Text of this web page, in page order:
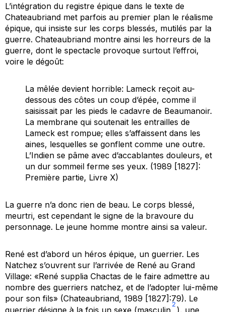
L’intégration du registre épique dans le texte de
Chateaubriand met parfois au premier plan le réalisme
épique, qui insiste sur les corps blessés, mutilés par la
guerre. Chateaubriand montre ainsi les horreurs de la
guerre, dont le spectacle provoque surtout l’effroi,
voire le dégoût:
La mêlée devient horrible: Lameck reçoit au-
dessous des côtes un coup d’épée, comme il
saisissait par les pieds le cadavre de Beaumanoir.
La membrane qui soutenait les entrailles de
Lameck est rompue; elles s’affaissent dans les
aines, lesquelles se gonflent comme une outre.
L’Indien se pâme avec d’accablantes douleurs, et
un dur sommeil ferme ses yeux. (1989 [1827]:
Première partie, Livre X)
La guerre n’a donc rien de beau. Le corps blessé,
meurtri, est cependant le signe de la bravoure du
personnage. Le jeune homme montre ainsi sa valeur.
René est d’abord un héros épique, un guerrier. Les
Natchez s’ouvrent sur l’arrivée de René au Grand
Village: «René supplia Chactas de le faire admettre au
nombre des guerriers natchez, et de l’adopter lui-même
pour son fils» (Chateaubriand, 1989 [1827]:79). Le
guerrier désigne à la fois un sexe (masculin
2
), une